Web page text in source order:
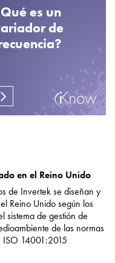
es un
de
en el Reino Unido
de Invertek se diseñan y
Reino Unido según los
sistema de gestión de
de las normas
14001:2015